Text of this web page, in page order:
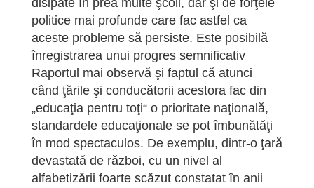
disipate în prea multe şcoli, dar şi de forţele
politice mai profunde care fac astfel ca
aceste probleme să persiste. Este posibilă
înregistrarea unui progres semnificativ
Raportul mai observă şi faptul că atunci
când ţările şi conducătorii acestora fac din
„educaţia pentru toţi“ o prioritate naţională,
standardele educaţionale se pot îmbunătăţi
în mod spectaculos. De exemplu, dintr-o ţară
devastată de război, cu un nivel al
alfabetizării foarte scăzut constatat în anii